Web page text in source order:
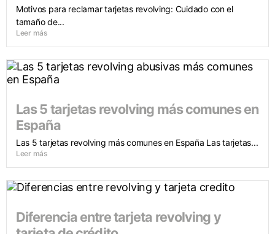
Motivos para reclamar tarjetas revolving: Cuidado con el
tamaño de...
Leer más
Las 5 tarjetas revolving más comunes en
España
Las 5 tarjetas revolving más comunes en España Las tarjetas...
Leer más
Diferencia entre tarjeta revolving y